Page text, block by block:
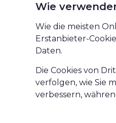
Wie
Wie die meisten
Erstanbieter-
Daten.
Die Cookies von
verfolgen, wie Sie
verbessern,